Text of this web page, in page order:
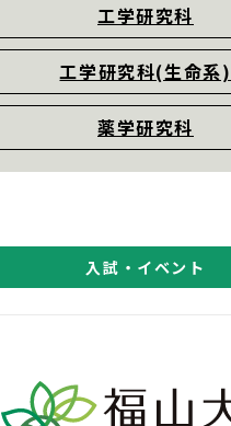
工学研究科
工学研究科(生命系)
薬学研究科
入試・イベント